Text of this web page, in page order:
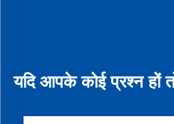
यदि आपके कोई प्रश्न हों